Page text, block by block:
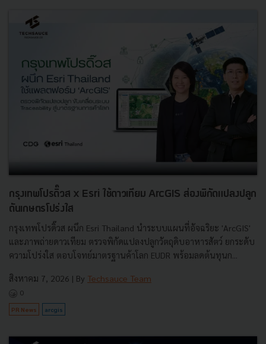
กรุงเทพโปรดิ๊วส x Esri ใช้ดาวเทียม ArcGIS ส่องพิกัดแปลงปลูก
ดันเกษตรโปร่งใส
กรุงเทพโปรดิ๊วส ผนึก Esri Thailand นำระบบแผนที่อัจฉริยะ 'ArcGIS'
และภาพถ่ายดาวเทียม ตรวจพิกัดแปลงปลูกวัตถุดิบอาหารสัตว์ ยกระดับ
ความโปร่งใส ตอบโจทย์มาตรฐานค้าโลก EUDR พร้อมลดต้นทุนก...
สิงหาคม 7, 2026 | By Techsauce Team
0
PR News arcgis